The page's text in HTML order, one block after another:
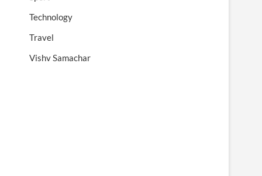
Technology
Travel
Vishv Samachar